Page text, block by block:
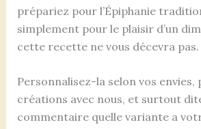
prépariez pour l’Épiphanie
simplement pour le plaisir d’un
cette recette ne vous décevra pas.
Personnalisez-la selon vos envies,
créations avec nous, et surtout
commentaire quelle variante a